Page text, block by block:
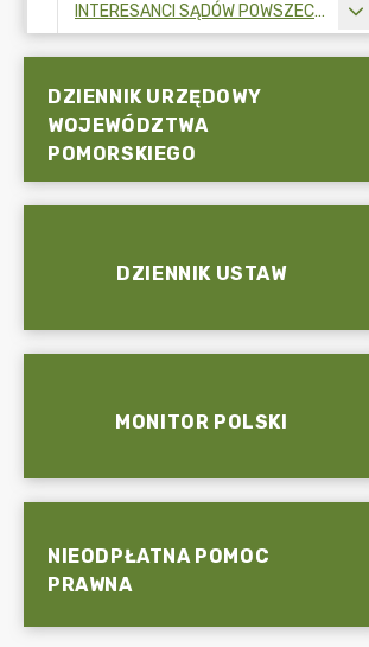
INTERESANCI SĄDÓW POWSZECHNYCH
DZIENNIK URZĘDOWY
WOJEWÓDZTWA
POMORSKIEGO
DZIENNIK USTAW
MONITOR POLSKI
NIEODPŁATNA POMOC
PRAWNA